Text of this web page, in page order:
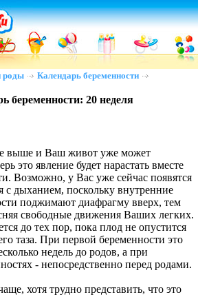
роды Календарь беременности
беременности: 20 неделя
выше и Ваш живот уже может
это явление будет нарастать вместе
Возможно, у Вас уже сейчас появятся
с дыханием, поскольку внутренние
поджимают диафрагму вверх, тем
свободные движения Ваших легких.
до тех пор, пока плод не опустится
таза. При первой беременности это
недель до родов, а при
- непосредственно перед родами.
хотя трудно представить, что это